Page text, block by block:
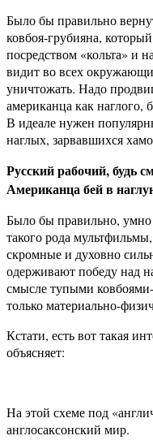
Было бы правильно
ковбоя-грубияна,
посредством «кольта» и
видит во всех
уничтожать. Надо
американца как наглого,
В идеале нужен
наглых, зарвавшихся
Русский рабочий, будь
Американца бей в
Было бы правильно, умно
такого рода
скромные и духовно
одерживают победу над
смысле тупыми
только материально-
Кстати, есть вот такая
объясняет:
На этой схеме под
англосаксонский мир.